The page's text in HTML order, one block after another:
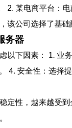
2. 某电商平台：
该公司选择了基
务器
以下因素： 1. 业
4. 安全性：选择
定性，越来越受